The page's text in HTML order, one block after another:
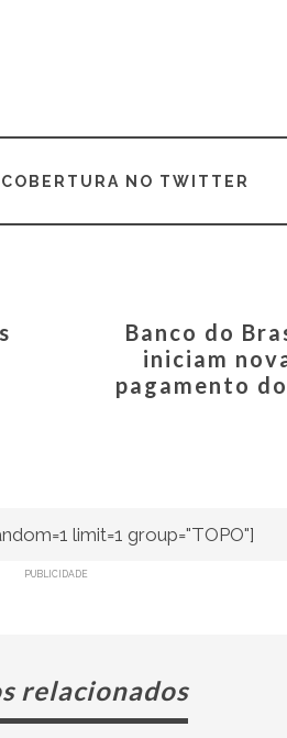
NO TWITTER
Banco do
iniciam
pagamento
limit=1 group="TOPO"]
PUBLICIDADE
relacionados